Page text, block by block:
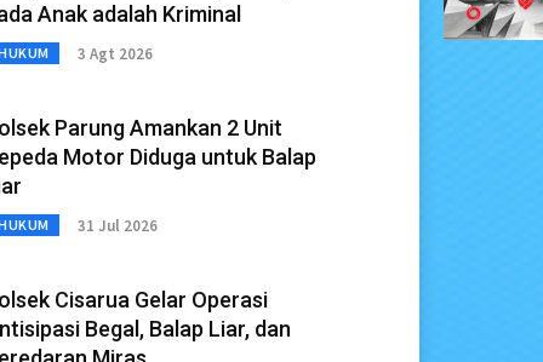
Anak adalah Kriminal
3 Agt 2026
Parung Amankan 2 Unit
Motor Diduga untuk Balap
31 Jul 2026
Cisarua Gelar Operasi
Begal, Balap Liar, dan